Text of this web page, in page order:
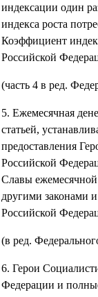
индексации один
индекса роста
Коэффициент
Российской
(часть 4 в ред.
5. Ежемесячная
статьей,
предоставления
Российской
Славы
другими законами
Российской
(в ред.
6. Герои
Федерации и